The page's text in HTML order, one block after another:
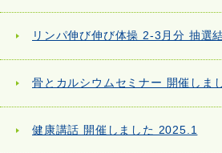
リンパ伸び伸び体操 2-3月分 抽選
骨とカルシウムセミナー 開催しま
健康講話 開催しました 2025.1